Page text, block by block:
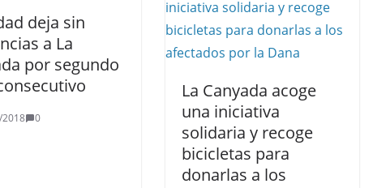
deja sin
a La
por segundo
0
La Canyada acoge
una iniciativa
solidaria y recoge
bicicletas para
donarlas a los